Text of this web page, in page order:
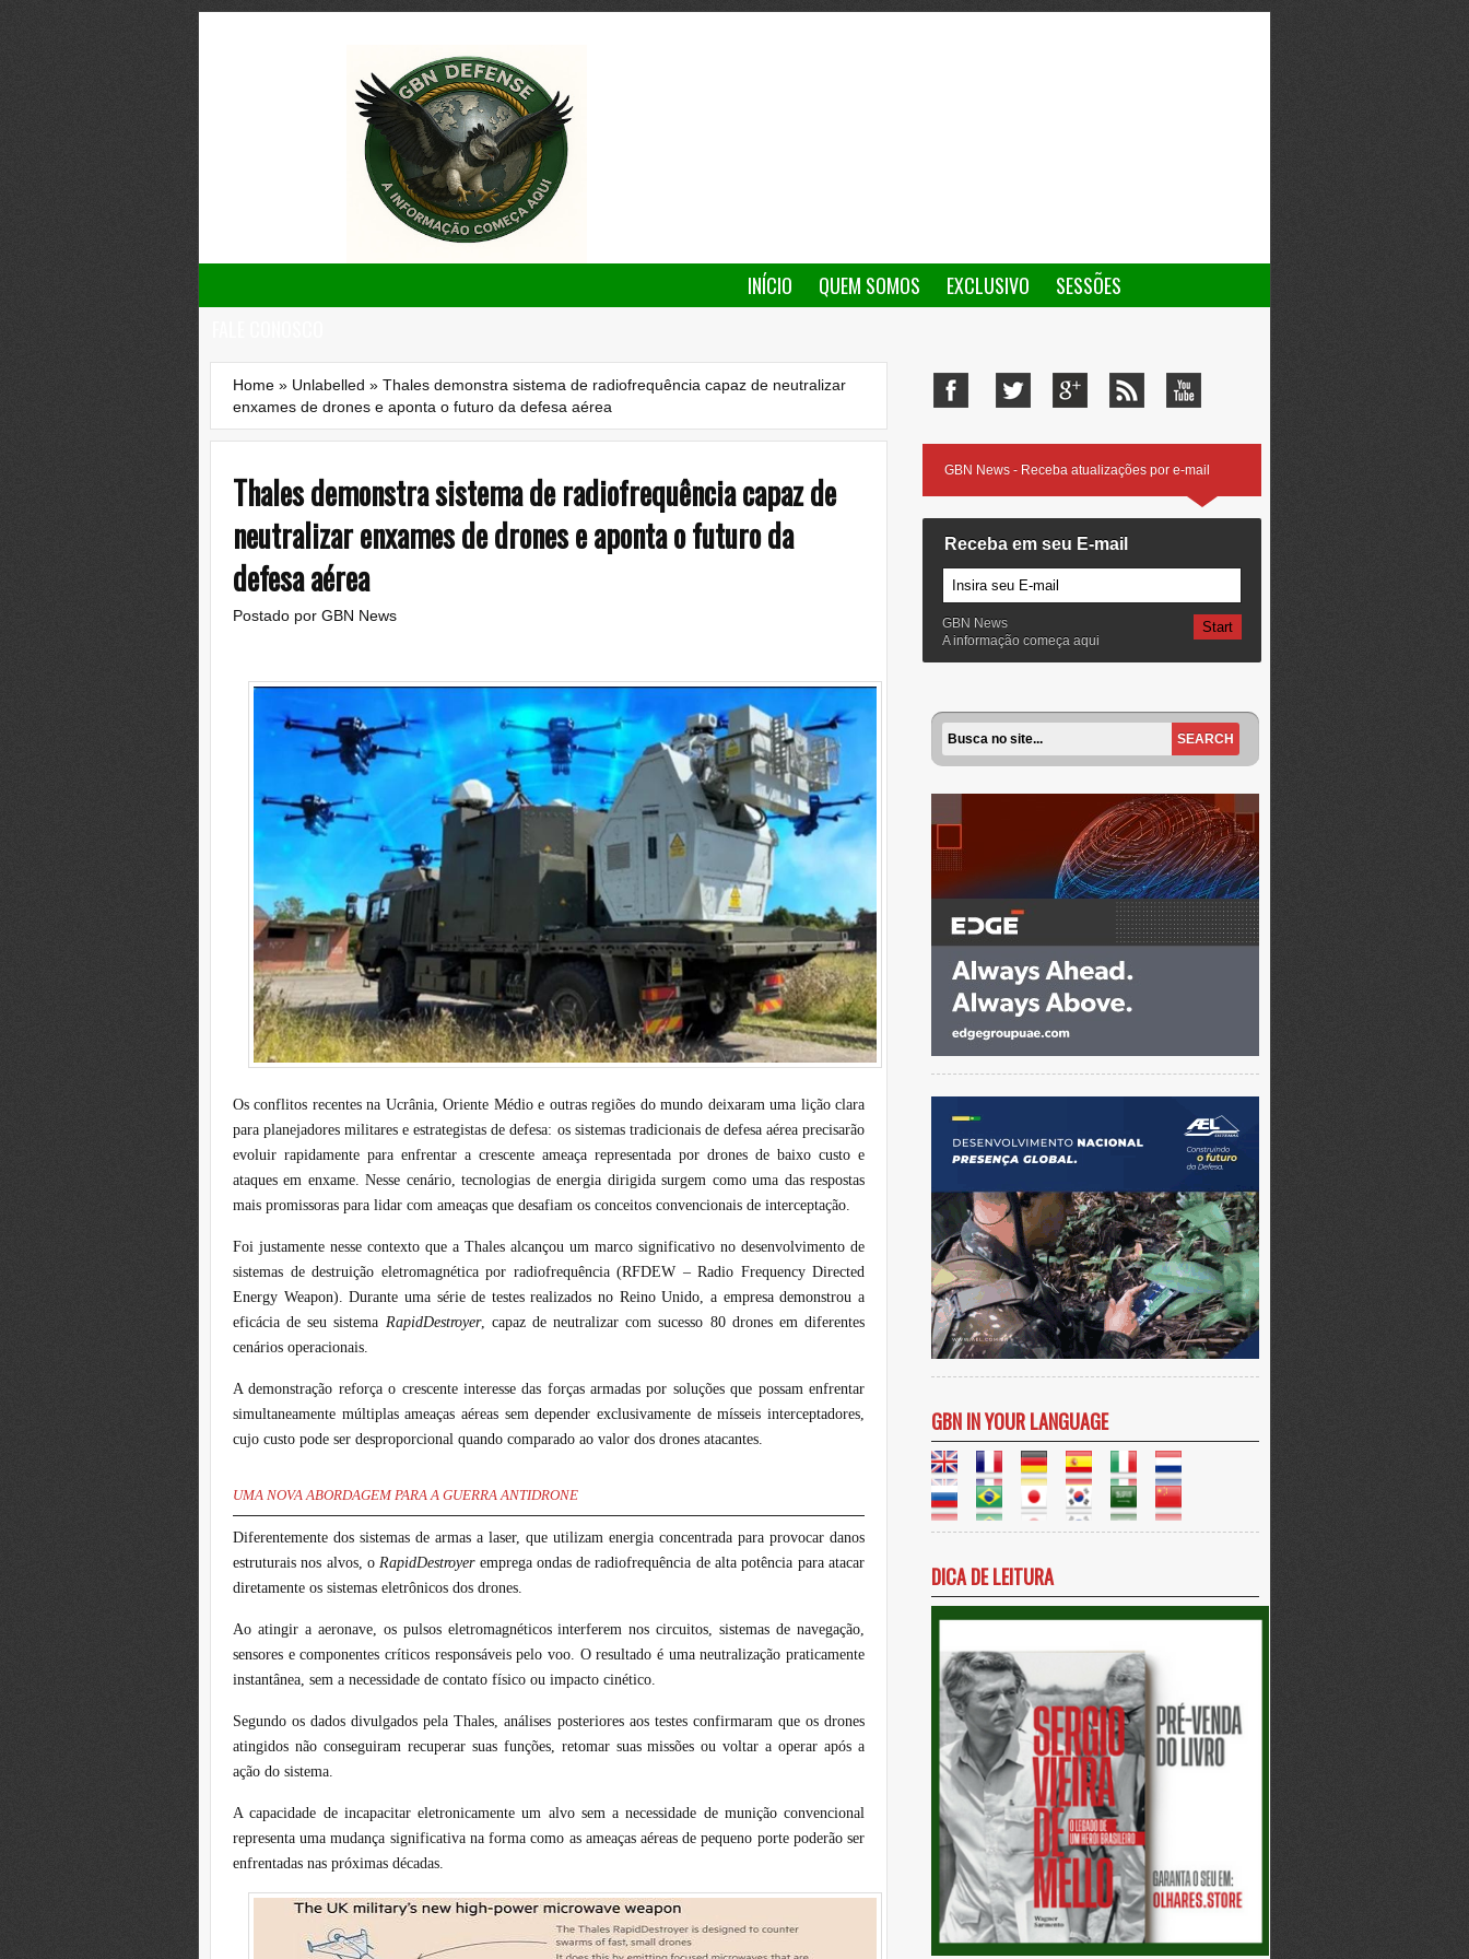
INÍCIO QUEM SOMOS EXCLUSIVO
SESSÕES
Home » Unlabelled » Thales demonstra sistema de radiofrequência capaz de neutralizar
enxames de drones e aponta o futuro da defesa aérea
Thales demonstra sistema de radiofrequência capaz de
neutralizar enxames de drones e aponta o futuro da
defesa aérea
Postado por GBN News
Os conflitos recentes na Ucrânia, Oriente Médio e outras regiões do mundo deixaram uma lição clara
para planejadores militares e estrategistas de defesa: os sistemas tradicionais de defesa aérea precisarão
evoluir rapidamente para enfrentar a crescente ameaça representada por drones de baixo custo e
ataques em enxame. Nesse cenário, tecnologias de energia dirigida surgem como uma das respostas
mais promissoras para lidar com ameaças que desafiam os conceitos convencionais de interceptação.
Foi justamente nesse contexto que a Thales alcançou um marco significativo no desenvolvimento de
sistemas de destruição eletromagnética por radiofrequência (RFDEW – Radio Frequency Directed
Energy Weapon). Durante uma série de testes realizados no Reino Unido, a empresa demonstrou a
eficácia de seu sistema RapidDestroyer, capaz de neutralizar com sucesso 80 drones em diferentes
cenários operacionais.
A demonstração reforça o crescente interesse das forças armadas por soluções que possam enfrentar
simultaneamente múltiplas ameaças aéreas sem depender exclusivamente de mísseis interceptadores,
cujo custo pode ser desproporcional quando comparado ao valor dos drones atacantes.
UMA NOVA ABORDAGEM PARA A GUERRA ANTIDRONE
Diferentemente dos sistemas de armas a laser, que utilizam energia concentrada para provocar danos
estruturais nos alvos, o RapidDestroyer emprega ondas de radiofrequência de alta potência para atacar
diretamente os sistemas eletrônicos dos drones.
Ao atingir a aeronave, os pulsos eletromagnéticos interferem nos circuitos, sistemas de navegação,
sensores e componentes críticos responsáveis pelo voo. O resultado é uma neutralização praticamente
instantânea, sem a necessidade de contato físico ou impacto cinético.
Segundo os dados divulgados pela Thales, análises posteriores aos testes confirmaram que os drones
atingidos não conseguiram recuperar suas funções, retomar suas missões ou voltar a operar após a
ação do sistema.
A capacidade de incapacitar eletronicamente um alvo sem a necessidade de munição convencional
representa uma mudança significativa na forma como as ameaças aéreas de pequeno porte poderão ser
enfrentadas nas próximas décadas.
GBN News - Receba atualizações por e-mail
Receba em seu E-mail
GBN News
A informação começa aqui
GBN IN YOUR LANGUAGE
DICA DE LEITURA